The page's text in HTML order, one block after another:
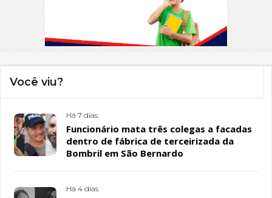
Você viu?
Há 7 dias
Funcionário mata três colegas a facadas
dentro de fábrica de terceirizada da
Bombril em São Bernardo
Há 4 dias